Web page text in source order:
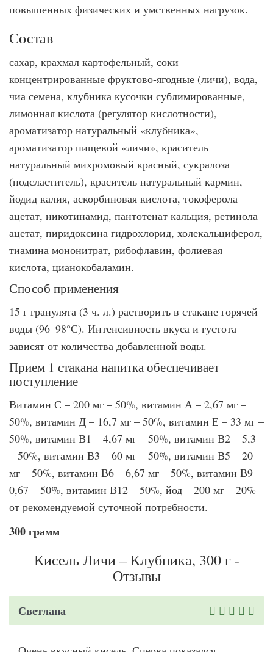
повышенных физических и умственных нагрузок.
Состав
сахар, крахмал картофельный, соки
концентрированные фруктово-ягодные (личи), вода,
чиа семена, клубника кусочки сублимированные,
лимонная кислота (регулятор кислотности),
ароматизатор натуральный «клубника»,
ароматизатор пищевой «личи», краситель
натуральный михромовый красный, сукралоза
(подсластитель), краситель натуральный кармин,
йодид калия, аскорбиновая кислота, токоферола
ацетат, никотинамид, пантотенат кальция, ретинола
ацетат, пиридоксина гидрохлорид, холекальциферол,
тиамина мононитрат, рибофлавин, фолиевая
кислота, цианокобаламин.
Способ применения
15 г гранулята (3 ч. л.) растворить в стакане горячей
воды (96–98°С). Интенсивность вкуса и густота
зависят от количества добавленной воды.
Прием 1 стакана напитка обеспечивает
поступление
Витамин С – 200 мг – 50%, витамин А – 2,67 мг –
50%, витамин Д – 16,7 мг – 50%, витамин Е – 33 мг –
50%, витамин В1 – 4,67 мг – 50%, витамин В2 – 5,3
– 50%, витамин В3 – 60 мг – 50%, витамин В5 – 20
мг – 50%, витамин В6 – 6,67 мг – 50%, витамин В9 –
0,67 – 50%, витамин В12 – 50%, йод – 200 мг – 20%
от рекомендуемой суточной потребности.
300 грамм
Кисель Личи – Клубника, 300 г -
Отзывы
Светлана